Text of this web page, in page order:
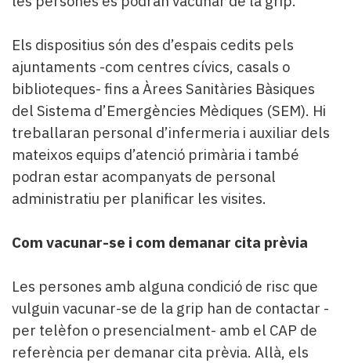
Els dispositius són des d’espais cedits pels
ajuntaments -com centres cívics, casals o
biblioteques- fins a Àrees Sanitàries Bàsiques
del Sistema d’Emergències Mèdiques (SEM). Hi
treballaran personal d’infermeria i auxiliar dels
mateixos equips d’atenció primària i també
podran estar acompanyats de personal
administratiu per planificar les visites.
Com vacunar-se i com demanar cita prèvia
Les persones amb alguna condició de risc que
vulguin vacunar-se de la grip han de contactar -
per telèfon o presencialment- amb el CAP de
referència per demanar cita prèvia. Allà, els